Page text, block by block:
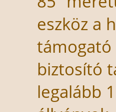
eszköz a
biztosító
legalább